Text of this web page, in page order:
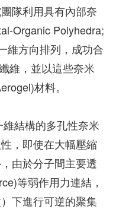
隊利用具有內部奈
Organic Polyhedra;
維方向排列，成功合
維，並以這些奈米
材料。
結構的多孔性奈米
，即使在大幅壓縮
由於分子間主要透
等弱作用力連結，
下進行可逆的聚集